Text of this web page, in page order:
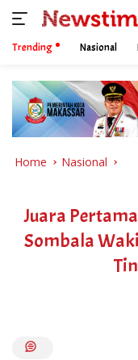
content
Trending Nasional
Home Nasional
Juara
Sombala